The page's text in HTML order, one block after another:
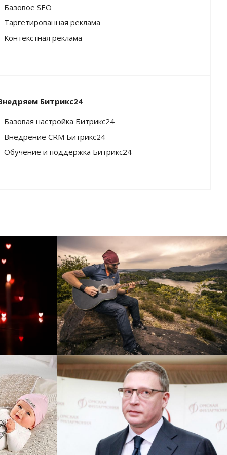
Базовое SEO
Таргетированная реклама
Контекстная реклама
Битрикс24
Базовая настройка Битрикс24
Внедрение CRM Битрикс24
Обучение и поддержка Битрикс24
Перевод интернет-магазина
Guitaramania.ru на 1С-
Битрикс
Смотреть проект
Сайт кандидата в
губернаторы Буркова
Александра Леонидовича